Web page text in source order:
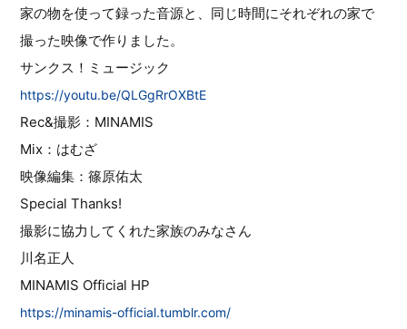
家の物を使って録った音源と、同じ時間にそれぞれの家で
撮った映像で作りました。
サンクス！ミュージック
https://youtu.be/QLGgRrOXBtE
Rec&撮影：MINAMIS
Mix：はむざ
映像編集：篠原佑太
Special Thanks!
撮影に協力してくれた家族のみなさん
川名正人
MINAMIS Official HP
https://minamis-official.tumblr.com/